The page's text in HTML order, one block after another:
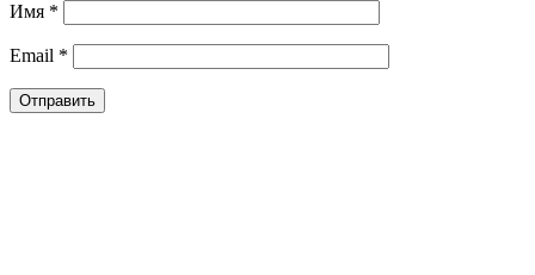
Имя *
Email *